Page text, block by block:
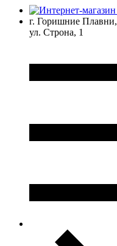
г. Горишние Плавни,
ул. Строна, 1